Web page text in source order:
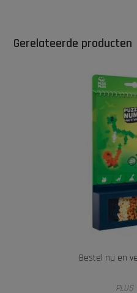
Gerelateerde producten
Bestel nu en
TOEVOEGENPLUS